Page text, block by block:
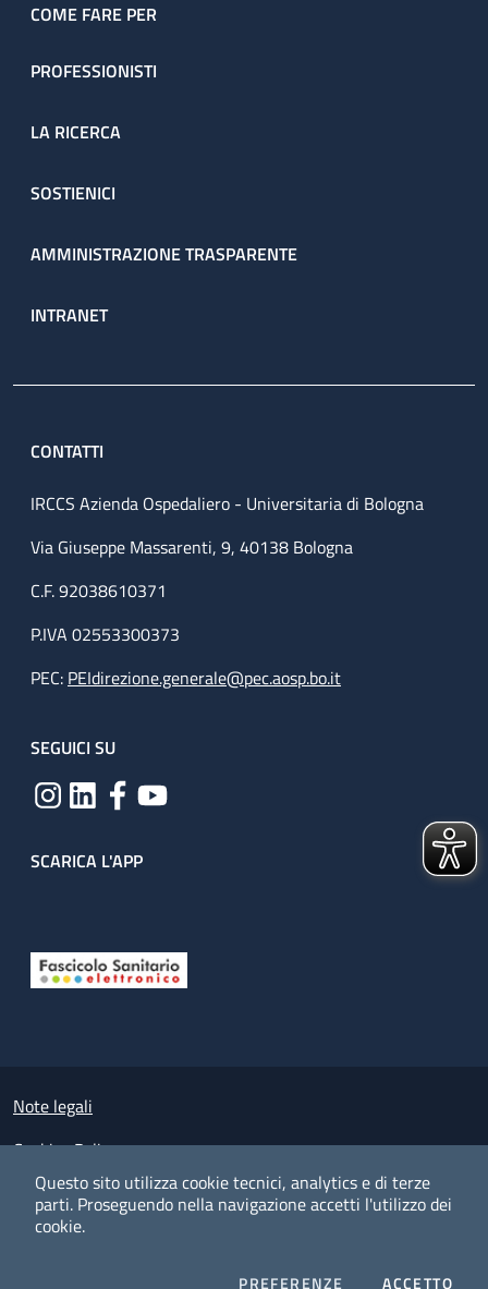
Questo sito utilizza cookie tecnici, analytics e di terze
parti. Proseguendo nella navigazione accetti l'utilizzo dei
cookie.
PREFERENZE COOKIESACCETTOI
COME FARE PER
PROFESSIONISTI
LA RICERCA
SOSTIENICI
AMMINISTRAZIONE TRASPARENTE
INTRANET
CONTATTI
IRCCS Azienda Ospedaliero - Universitaria di Bologna
Via Giuseppe Massarenti, 9, 40138 Bologna
C.F. 92038610371
P.IVA 02553300373
PEC: PEIdirezione.generale@pec.aosp.bo.it
SEGUICI SU
SCARICA L'APP
Small prints
Note legali
Cookies Policy
Policy privacy e protezione del dato personale
Albo pretorio on-line